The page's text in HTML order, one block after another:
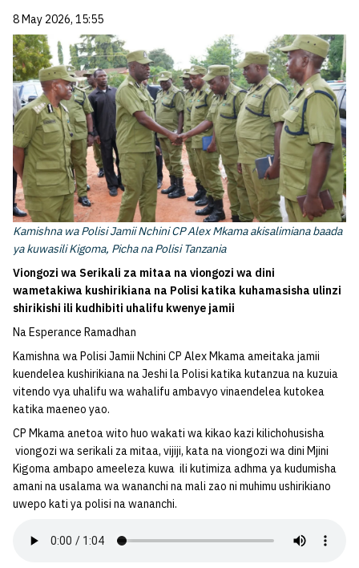
8 May 2026, 15:55
Kamishna wa Polisi Jamii Nchini CP Alex Mkama akisalimiana baada
ya kuwasili Kigoma, Picha na Polisi Tanzania
Viongozi wa Serikali za mitaa na viongozi wa dini
wametakiwa kushirikiana na Polisi katika kuhamasisha ulinzi
shirikishi ili kudhibiti uhalifu kwenye jamii
Na Esperance Ramadhan
Kamishna wa Polisi Jamii Nchini CP Alex Mkama ameitaka jamii
kuendelea kushirikiana na Jeshi la Polisi katika kutanzua na kuzuia
vitendo vya uhalifu wa wahalifu ambavyo vinaendelea kutokea
katika maeneo yao.
CP Mkama anetoa wito huo wakati wa kikao kazi kilichohusisha
viongozi wa serikali za mitaa, vijiji, kata na viongozi wa dini Mjini
Kigoma ambapo ameeleza kuwa ili kutimiza adhma ya kudumisha
amani na usalama wa wananchi na mali zao ni muhimu ushirikiano
uwepo kati ya polisi na wananchi.